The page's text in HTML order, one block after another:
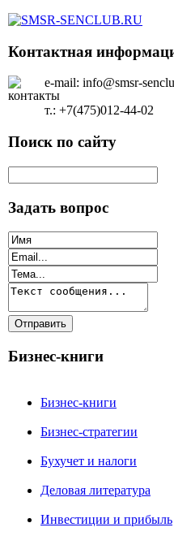
Контактная
e-mail: info@smsr-
т.: +7(475)012-44-02
Поиск по сайту
Задать вопрос
Бизнес-книги
Бизнес-книги
Бизнес-стратегии
Бухучет и налоги
Деловая литература
Инвестиции и прибыль